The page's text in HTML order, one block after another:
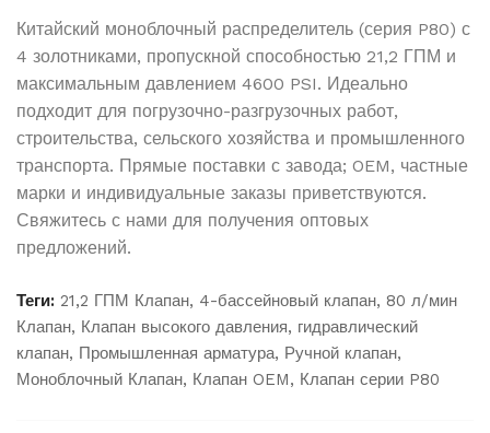
Китайский моноблочный распределитель (серия P80) с
4 золотниками, пропускной способностью 21,2 ГПМ и
максимальным давлением 4600 PSI. Идеально
подходит для погрузочно-разгрузочных работ,
строительства, сельского хозяйства и промышленного
транспорта. Прямые поставки с завода; OEM, частные
марки и индивидуальные заказы приветствуются.
Свяжитесь с нами для получения оптовых
предложений.
Теги: 21,2 ГПМ Клапан, 4-бассейновый клапан, 80 л/мин
Клапан, Клапан высокого давления, гидравлический
клапан, Промышленная арматура, Ручной клапан,
Моноблочный Клапан, Клапан OEM, Клапан серии P80